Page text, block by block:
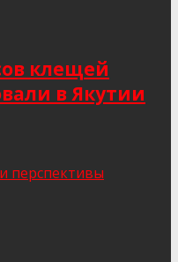
клещей
в Якутии
перспективы